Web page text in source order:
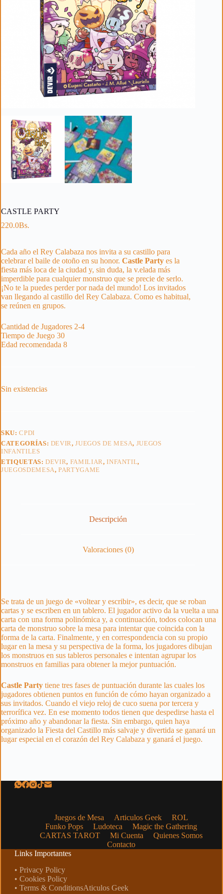
CASTLE PARTY
220.0Bs.
Cada año el Rey Calabaza nos invita a su castillo para
celebrar el baile de otoño en su honor. Castle Party es la
fiesta más loca de la ciudad y, sin duda, la v.elada más
imperdible para cualquier monstruo que se precie de serlo.
¡No te la puedes perder por nada del mundo! Los invitados
van llegando al castillo del Rey Calabaza. Como es habitual,
se reúnen en grupos.
Cantidad de Jugadores 2-4
Tiempo de Juego 30
Edad recomendada 8
Sin existencias
SKU:CPDI
CATEGORÍAS: DEVIR,JUEGOS DE MESA, JUEGOS
INFANTILES
ETIQUETAS:DEVIR, FAMILIAR,INFANTIL,
JUEGOSDEMESA,PARTYGAME
Descripción
Valoraciones (0)
Se trata de un juego de «voltear y escribir», es decir, que se roban
cartas y se escriben en un tablero. El jugador activo da la vuelta a una
carta con una forma polinómica y, a continuación, todos colocan una
carta de monstruo sobre la mesa para intentar que coincida con la
forma de la carta. Finalmente, y en correspondencia con su propio
lugar en la mesa y su perspectiva de la forma, los jugadores dibujan
los monstruos en sus tableros personales e intentan agrupar los
monstruos en familias para obtener la mejor puntuación.
Castle Party tiene tres fases de puntuación durante las cuales los
jugadores obtienen puntos en función de cómo hayan organizado a
sus invitados. Cuando el viejo reloj de cuco suena por tercera y
terrorífica vez. En ese momento todos tienen que despedirse hasta el
próximo año y abandonar la fiesta. Sin embargo, quien haya
organizado la Fiesta del Castillo más salvaje y divertida se ganará un
lugar especial en el corazón del Rey Calabaza y ganará el juego.
Juegos de Mesa Articulos Geek
ROL
Funko Pops
Ludoteca
Magic the Gathering
CARTAS TAROT
Mi Cuenta
Quienes Somos
Contacto
Links Importantes
• Privacy Policy
• Cookies Policy
• Terms & ConditionsAticulos Geek